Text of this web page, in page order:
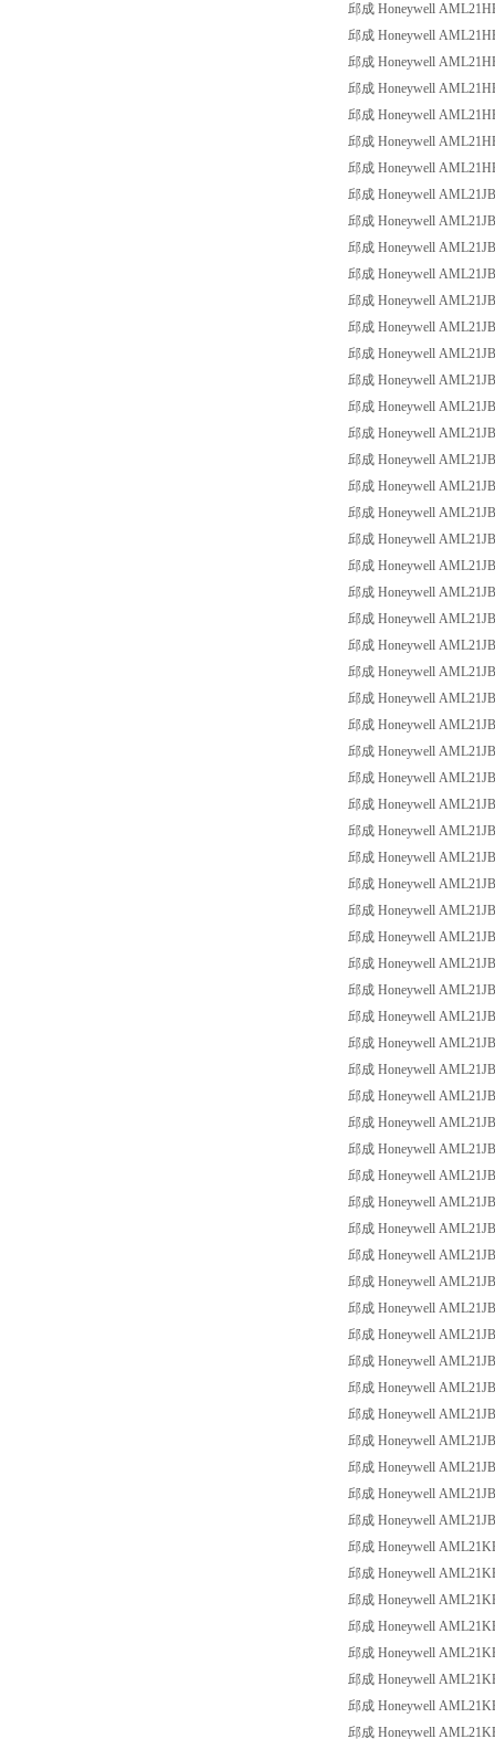
邱成 Honeywell
邱成 Honeywell
邱成 Honeywell
邱成 Honeywell
邱成 Honeywell
邱成 Honeywell
邱成 Honeywell
邱成 Honeywell
邱成 Honeywell
邱成 Honeywell
邱成 Honeywell
邱成 Honeywell
邱成 Honeywell
邱成 Honeywell
邱成 Honeywell
邱成 Honeywell
邱成 Honeywell
邱成 Honeywell
邱成 Honeywell
邱成 Honeywell
邱成 Honeywell
邱成 Honeywell
邱成 Honeywell
邱成 Honeywell
邱成 Honeywell
邱成 Honeywell
邱成 Honeywell
邱成 Honeywell
邱成 Honeywell
邱成 Honeywell
邱成 Honeywell
邱成 Honeywell
邱成 Honeywell
邱成 Honeywell
邱成 Honeywell
邱成 Honeywell
邱成 Honeywell
邱成 Honeywell
邱成 Honeywell
邱成 Honeywell
邱成 Honeywell
邱成 Honeywell
邱成 Honeywell
邱成 Honeywell
邱成 Honeywell
邱成 Honeywell
邱成 Honeywell
邱成 Honeywell
邱成 Honeywell
邱成 Honeywell
邱成 Honeywell
邱成 Honeywell
邱成 Honeywell
邱成 Honeywell
邱成 Honeywell
邱成 Honeywell
邱成 Honeywell
邱成 Honeywell
邱成 Honeywell
邱成 Honeywell
邱成 Honeywell
邱成 Honeywell
邱成 Honeywell
邱成 Honeywell
邱成 Honeywell
邱成 Honeywell